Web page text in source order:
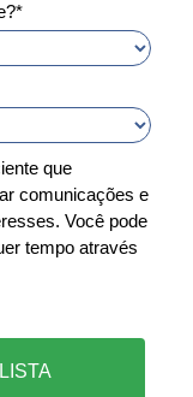
que
comunicações e
Você pode
tempo através